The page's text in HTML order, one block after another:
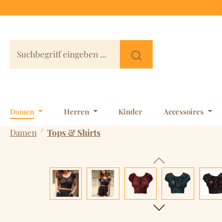
Damen Herren Kinder Accessoires
Damen / Tops & Shirts
Bildergalerie überspringen